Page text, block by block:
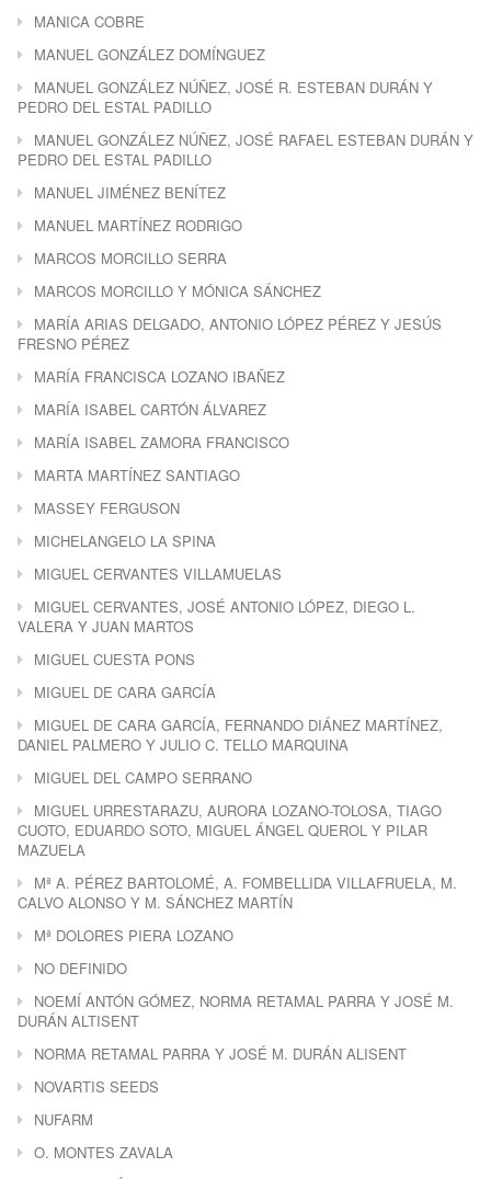
MANICA COBRE
MANUEL GONZÁLEZ DOMÍNGUEZ
MANUEL GONZÁLEZ NÚÑEZ, JOSÉ R. ESTEBAN DURÁN Y
PEDRO DEL ESTAL PADILLO
MANUEL GONZÁLEZ NÚÑEZ, JOSÉ RAFAEL ESTEBAN DURÁN Y
PEDRO DEL ESTAL PADILLO
MANUEL JIMÉNEZ BENÍTEZ
MANUEL MARTÍNEZ RODRIGO
MARCOS MORCILLO SERRA
MARCOS MORCILLO Y MÓNICA SÁNCHEZ
MARÍA ARIAS DELGADO, ANTONIO LÓPEZ PÉREZ Y JESÚS
FRESNO PÉREZ
MARÍA FRANCISCA LOZANO IBAÑEZ
MARÍA ISABEL CARTÓN ÁLVAREZ
MARÍA ISABEL ZAMORA FRANCISCO
MARTA MARTÍNEZ SANTIAGO
MASSEY FERGUSON
MICHELANGELO LA SPINA
MIGUEL CERVANTES VILLAMUELAS
MIGUEL CERVANTES, JOSÉ ANTONIO LÓPEZ, DIEGO L.
VALERA Y JUAN MARTOS
MIGUEL CUESTA PONS
MIGUEL DE CARA GARCÍA
MIGUEL DE CARA GARCÍA, FERNANDO DIÁNEZ MARTÍNEZ,
DANIEL PALMERO Y JULIO C. TELLO MARQUINA
MIGUEL DEL CAMPO SERRANO
MIGUEL URRESTARAZU, AURORA LOZANO-TOLOSA, TIAGO
CUOTO, EDUARDO SOTO, MIGUEL ÁNGEL QUEROL Y PILAR
MAZUELA
Mª A. PÉREZ BARTOLOMÉ, A. FOMBELLIDA VILLAFRUELA, M.
CALVO ALONSO Y M. SÁNCHEZ MARTÍN
Mª DOLORES PIERA LOZANO
NO DEFINIDO
NOEMÍ ANTÓN GÓMEZ, NORMA RETAMAL PARRA Y JOSÉ M.
DURÁN ALTISENT
NORMA RETAMAL PARRA Y JOSÉ M. DURÁN ALISENT
NOVARTIS SEEDS
NUFARM
O. MONTES ZAVALA